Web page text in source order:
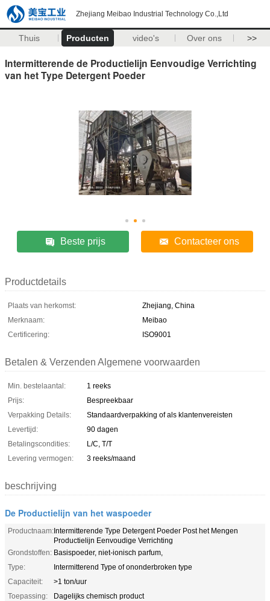
Zhejiang Meibao Industrial Technology Co.,Ltd
Thuis Producten video's Over ons >>
Intermitterende de Productielijn Eenvoudige Verrichting
van het Type Detergent Poeder
Beste prijs Contacteer ons
Productdetails
Plaats van herkomst:
Zhejiang, China
Merknaam:
Meibao
Certificering:
ISO9001
Betalen & Verzenden Algemene voorwaarden
Min. bestelaantal:
1 reeks
Prijs:
Bespreekbaar
Verpakking Details:
Standaardverpakking of als klantenvereisten
Levertijd:
90 dagen
Betalingscondities:
L/C, T/T
Levering vermogen:
3 reeks/maand
beschrijving
De Productielijn van het waspoeder
Productnaam:Intermitterende Type Detergent Poeder Post het Mengen
Productielijn Eenvoudige Verrichting
Grondstoffen: Basispoeder, niet-ionisch parfum,
Type:
Intermitterend Type of ononderbroken type
Capaciteit:
>1 ton/uur
Toepassing:
Dagelijks chemisch product